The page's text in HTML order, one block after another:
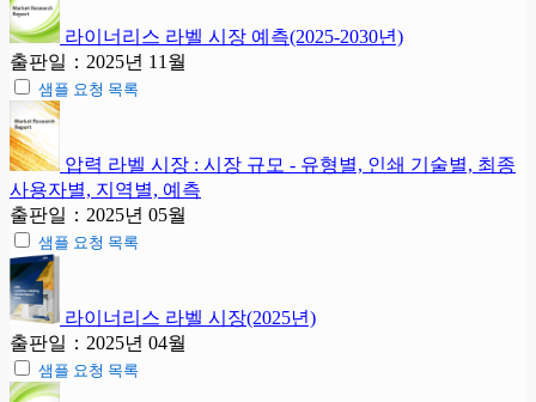
라이너리스 라벨 시장 예측(2025-2030년)
출판일：2025년 11월
샘플 요청 목록
압력 라벨 시장 : 시장 규모 - 유형별, 인쇄 기술별, 최종
사용자별, 지역별, 예측
출판일：2025년 05월
샘플 요청 목록
라이너리스 라벨 시장(2025년)
출판일：2025년 04월
샘플 요청 목록